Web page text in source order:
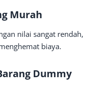
Murah
nilai sangat rendah,
biaya.
Dummy